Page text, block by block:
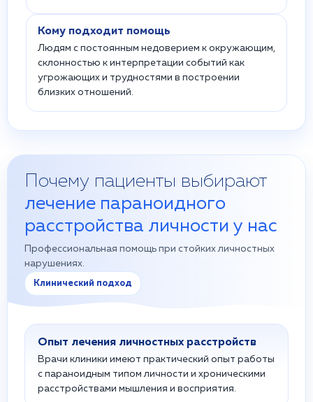
Кому подходит помощь
Людям с постоянным недоверием к окружающим,
склонностью к интерпретации событий как
угрожающих и трудностями в построении
близких отношений.
Почему пациенты выбирают
лечение параноидного
расстройства личности у нас
Профессиональная помощь при стойких личностных
нарушениях.
Клинический подход
Опыт лечения личностных расстройств
Врачи клиники имеют практический опыт работы
с параноидным типом личности и хроническими
расстройствами мышления и восприятия.